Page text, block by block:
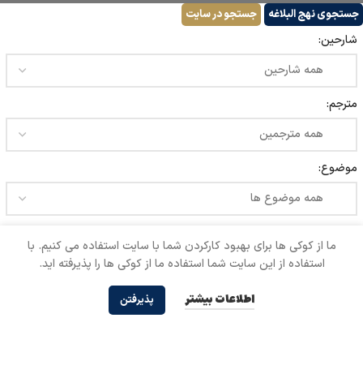
درباره ما
ما از کوکی ها برای بهبود کارکردن شما با سایت استفاده می کنیم. با
استفاده از این سایت شما استفاده ما از کوکی ها را پذیرفته اید.
اطلاعات بیشتر پذیرفتن
جستجوی نهج البلاغه جستجو در سایت
شارحین:
مترجم:
موضوع: